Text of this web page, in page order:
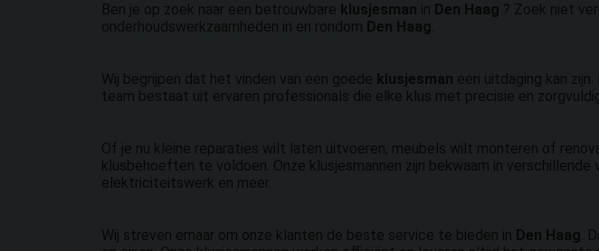
Ben je op zoek naar een betrouwbare klusjesman in Den Haag ? Zoek niet
onderhoudswerkzaamheden in en rondom Den Haag
Wij begrijpen dat het vinden van een goede klusjesman een uitdaging kan
team bestaat uit ervaren professionals die elke klus met precisie en
Of je nu kleine reparaties wilt laten uitvoeren, meubels wilt monteren of
klusbehoeften te voldoen. Onze klusjesmannen zijn bekwaam in
elektriciteitswerk en meer.
Wij streven ernaar om onze klanten de beste service te bieden in Den Haag .